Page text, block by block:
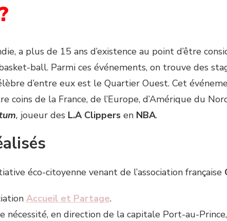
a plus de 15 ans d’existence au point d’être
ball. Parmi ces événements, on trouve des
d’entre eux est le Quartier Ouest. Cet
coins de la France, de l’Europe, d’Amérique du
, joueur des L.A Clippers en NBA.
éco-citoyenne venant de l’association française
Accueil et Partage.
nécessité, en direction de la capitale Port-au-